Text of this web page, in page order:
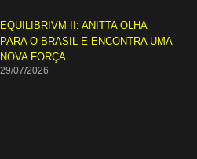
EQUILIBRIVM II: ANITTA OLHA
PARA O BRASIL E ENCONTRA UMA
NOVA FORÇA
29/07/2026